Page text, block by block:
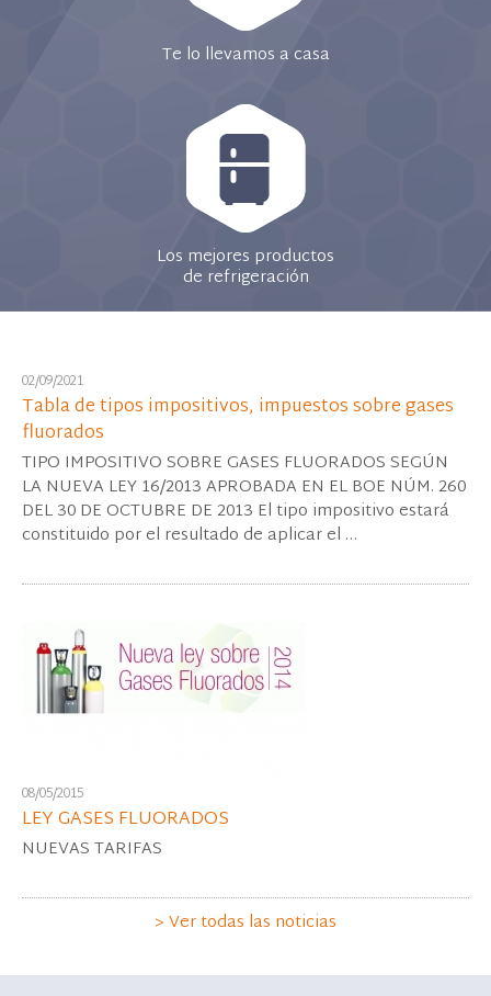
Te lo llevamos a casa
Los mejores productos
de refrigeración
02/09/2021
Tabla de tipos impositivos, impuestos sobre gases
fluorados
TIPO IMPOSITIVO SOBRE GASES FLUORADOS SEGÚN
LA NUEVA LEY 16/2013 APROBADA EN EL BOE NÚM. 260
DEL 30 DE OCTUBRE DE 2013 El tipo impositivo estará
constituido por el resultado de aplicar el …
08/05/2015
LEY GASES FLUORADOS
NUEVAS TARIFAS
> Ver todas las noticias